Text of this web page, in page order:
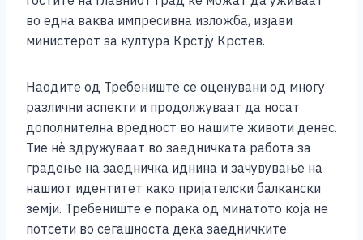
во една ваква импресивна изложба, изјави
министерот за култура Крстју Крстев.
Наодите од Требениште се оценувани од многу
различни аспекти и продолжуваат да носат
дополнителна вредност во нашите животи денес.
Тие нè здружуваат во заедничката работа за
градење на заедничка иднина и зачувување на
нашиот идентитет како пријателски балкански
земји. Требениште е порака од минатото која не
потсети во сегашноста дека заедничките